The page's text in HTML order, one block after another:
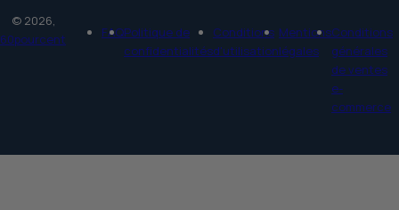
© 2026,
60pourcent
FAQPolitique de
confidentialités
Conditions
d'utilisation
Mentions
légales
Conditions
générales
de ventes
e-
commerce